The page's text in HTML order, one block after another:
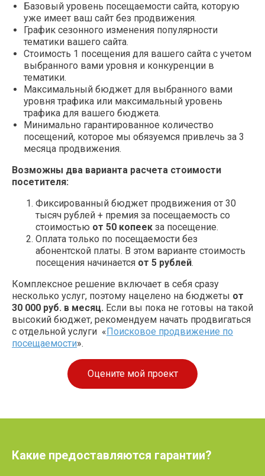
Базовый уровень посещаемости сайта, которую
уже имеет ваш сайт без продвижения.
График сезонного изменения популярности
тематики вашего сайта.
Стоимость 1 посещения для вашего сайта с учетом
выбранного вами уровня и конкуренции в
тематики.
Максимальный бюджет для выбранного вами
уровня трафика или максимальный уровень
трафика для вашего бюджета.
Минимально гарантированное количество
посещений, которое мы обязуемся привлечь за 3
месяца продвижения.
Возможны два варианта расчета стоимости
посетителя:
Фиксированный бюджет продвижения от 30
тысяч рублей + премия за посещаемость со
стоимостью от 50 копеек за посещение.
Оплата только по посещаемости без
абонентской платы. В этом варианте стоимость
посещения начинается от 5 рублей.
Комплексное решение включает в себя сразу
несколько услуг, поэтому нацелено на бюджеты от
30 000 руб. в месяц. Если вы пока не готовы на такой
высокий бюджет, рекомендуем начать продвигаться
с отдельной услуги « Поисковое продвижение по
посещаемости».
Оцените мой проект
Какие предоставляются гарантии?